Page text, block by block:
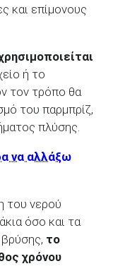
και επίμονους
ή το
τον τρόπο θα
του παρμπρίζ,
πλύσης.
να αλλάξω
του νερού
όσο και τα
το
χρόνου